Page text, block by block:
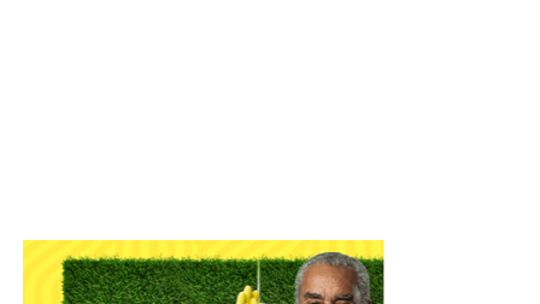
científica, com o objetivo de defender o Estado
Democrático de Direito e colaborar com o Poder Público